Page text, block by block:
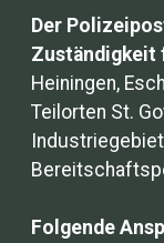
Der
Zuständigkeit
Heiningen,
Teilorten St.
Folgende